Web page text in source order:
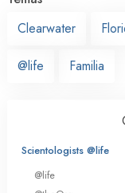
Clearwater
@life Familia
Scientologists @life
@life